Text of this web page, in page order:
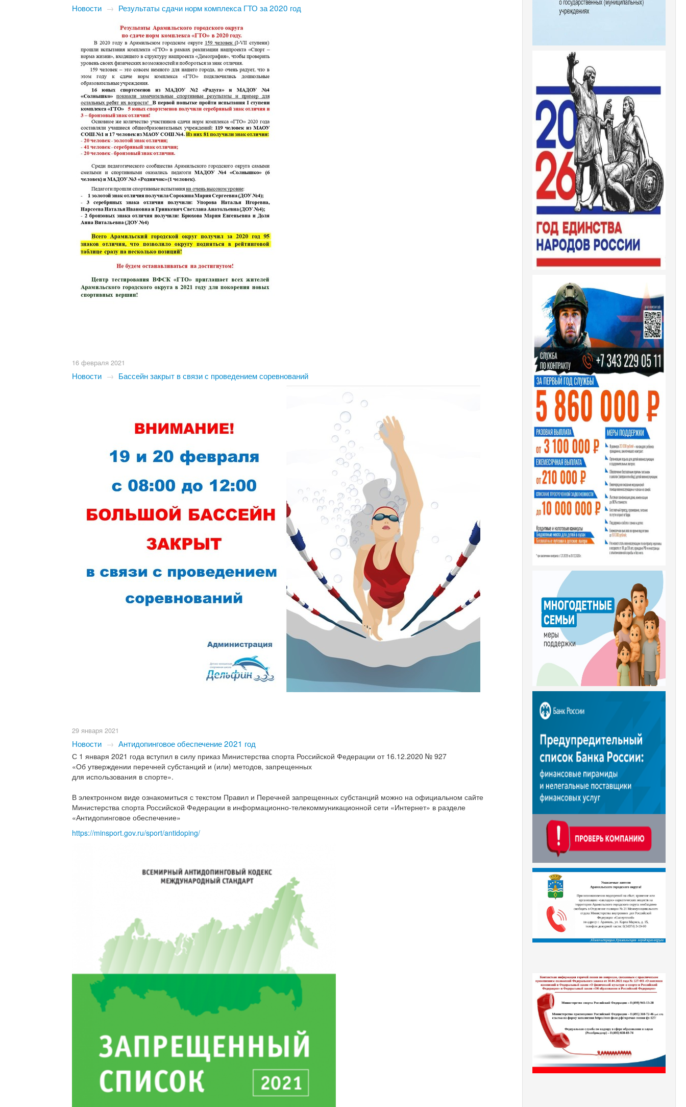
Новости → Результаты сдачи норм комплекса ГТО за 2020 год
16 февраля 2021
Новости → Бассейн закрыт в связи с проведением соревнований
29 января 2021
Новости → Антидопинговое обеспечение 2021 год
С 1 января 2021 года вступил в силу приказ Министерства спорта Российской Федерации от 16.12.2020 № 927
«Об утверждении перечней субстанций и (или) методов, запрещенных
для использования в спорте».
В электронном виде ознакомиться с текстом Правил и Перечней запрещенных субстанций можно на официальном сайте
Министерства спорта Российской Федерации в информационно-телекоммуникационной сети «Интернет» в разделе
«Антидопинговое обеспечение»
https://minsport.gov.ru/sport/antidoping/